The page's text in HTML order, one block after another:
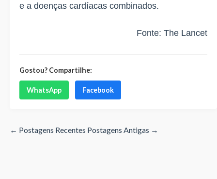
e a doenças cardíacas combinados.
Fonte: The Lancet
Gostou? Compartilhe:
WhatsApp Facebook
← Postagens Recentes Postagens Antigas →